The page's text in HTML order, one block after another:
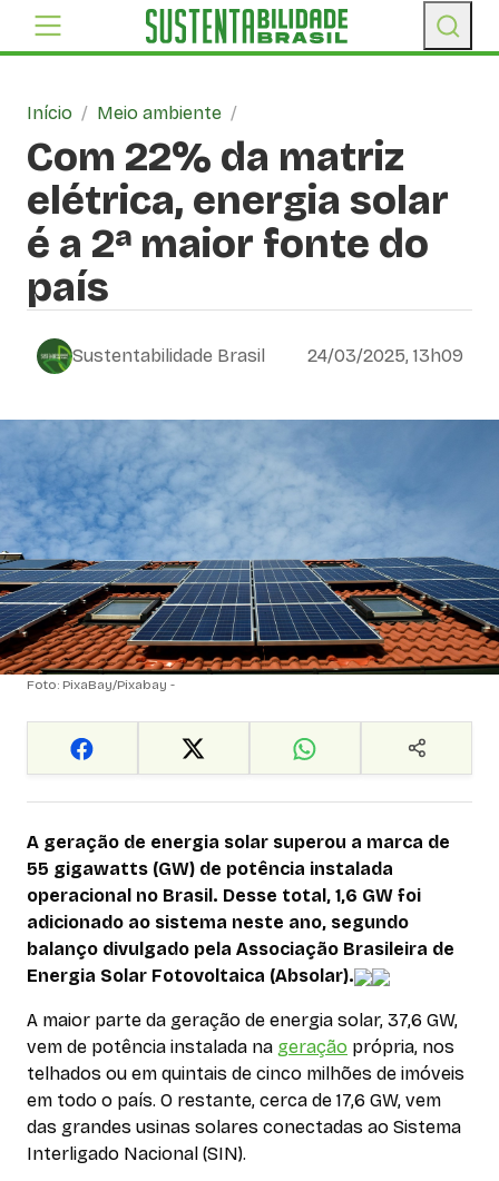
Início / Meio ambiente /
Com 22% da matriz
elétrica, energia solar
é a 2ª maior fonte do
país
Sustentabilidade Brasil 24/03/2025, 13h09
Foto: PixaBay/Pixabay -
A geração de energia solar superou a marca de
55 gigawatts (GW) de potência instalada
operacional no Brasil. Desse total, 1,6 GW foi
adicionado ao sistema neste ano, segundo
balanço divulgado pela Associação Brasileira de
Energia Solar Fotovoltaica (Absolar).
A maior parte da geração de energia solar, 37,6 GW,
vem de potência instalada na geração própria, nos
telhados ou em quintais de cinco milhões de imóveis
em todo o país. O restante, cerca de 17,6 GW, vem
das grandes usinas solares conectadas ao Sistema
Interligado Nacional (SIN).